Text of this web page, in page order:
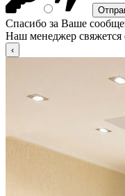
Спасибо за Ваше
Наш менеджер